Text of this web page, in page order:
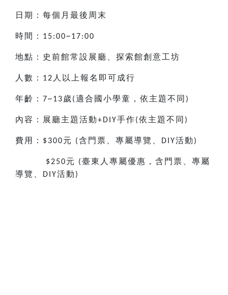
日期：每個月最後周末
時間： 15:00~17:00
地點：史前館常設展廳、探索館創意工坊
人數： 12 人以上報名即可成行
年齡： 7~13歲(適合國小學童，依主題不同 )
內容：展廳主題活動+DIY手作(依主題不同 )
費用： $300元 (含門票、專屬導覽、 DIY活動 )
$250元 (臺東人專屬優惠，含門票、專屬
導覽、 DIY活動 )